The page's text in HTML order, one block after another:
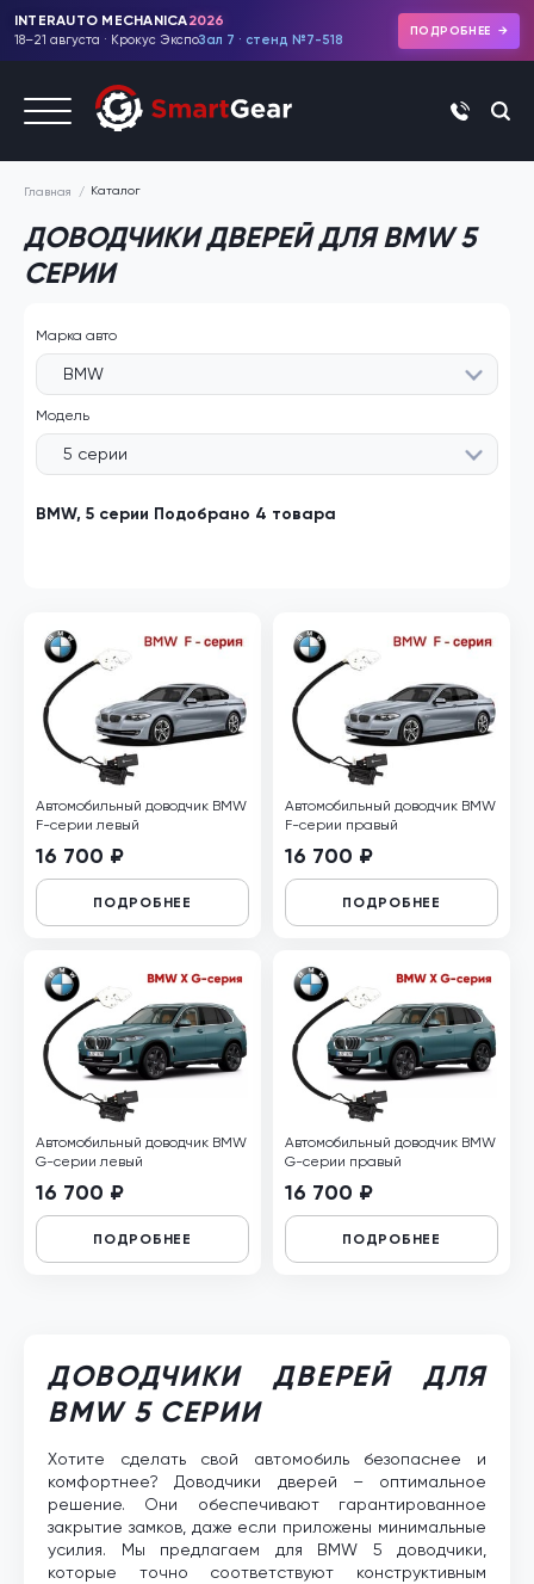
INTERAUTO MECHANICA2026
18–21 августа · Крокус ЭкспоЗал 7 · стенд №7-518
ПОДРОБНЕЕ
+7 (495)
Главная Каталог
ДОВОДЧИКИ ДВЕРЕЙ ДЛЯ BMW 5
СЕРИИ
Марка авто
BMW
Модель
5 серии
BMW, 5 серии Подобрано 4 товара
Автомобильный доводчик BMW
F-серии левый
16 700 ₽
ПОДРОБНЕЕ
Автомобильный доводчик BMW
F-серии правый
16 700 ₽
ПОДРОБНЕЕ
Автомобильный доводчик BMW
G-серии левый
16 700 ₽
ПОДРОБНЕЕ
Автомобильный доводчик BMW
G-серии правый
16 700 ₽
ПОДРОБНЕЕ
ДОВОДЧИКИ ДВЕРЕЙ ДЛЯ
BMW 5 СЕРИИ
Хотите сделать свой автомобиль безопаснее и
комфортнее? Доводчики дверей – оптимальное
решение. Они обеспечивают гарантированное
закрытие замков, даже если приложены минимальные
усилия. Мы предлагаем для BMW 5 доводчики,
которые точно соответствуют конструктивным